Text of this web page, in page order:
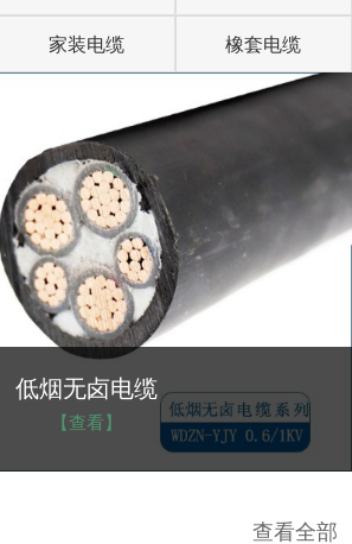
家装电缆 橡套电缆
BTLY防火电缆
【查看】
查看全部